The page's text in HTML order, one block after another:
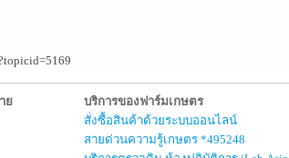
ย
บริการของฟาร์มเกษตร
สั่งซื้อสินค้าด้วยระบบออนไลน์
สายด่วนความรู้เกษตร *495248